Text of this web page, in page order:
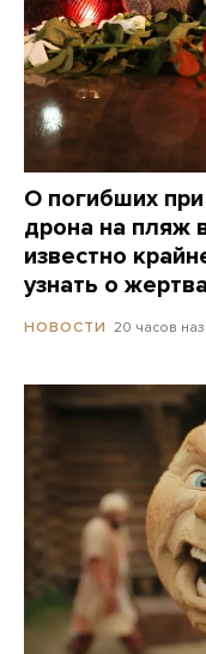
О погибших
дрона на пляж
известно
узнать о
НОВОСТИ 20 часов